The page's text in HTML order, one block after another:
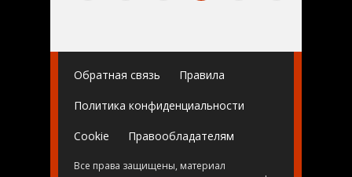
Обратная связь Правила
Политика конфиденциальности
Cookie Правообладателям
Все права защищены, материал